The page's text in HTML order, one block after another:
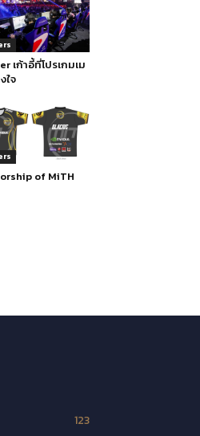
เก้าอี้ที่โปรเกมเม
ใจ
of MiTH
123